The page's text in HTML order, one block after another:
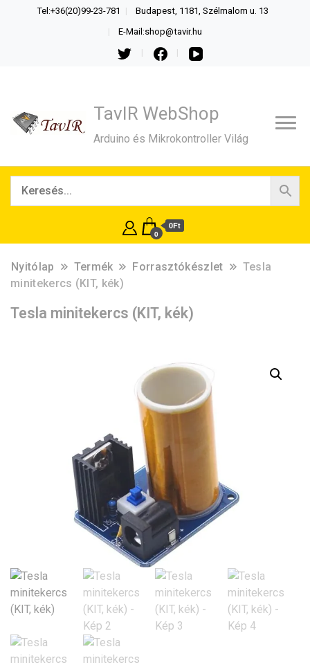
Tel:+36(20)99-23-781 Budapest, 1181, Szélmalom u. 13
E-Mail:shop@tavir.hu
TavIR WebShop
Arduino és Mikrokontroller Világ
0
0Ft
Nyitólap Termék Forrasztókészlet
Tesla
minitekercs (KIT, kék)
Tesla minitekercs (KIT, kék)